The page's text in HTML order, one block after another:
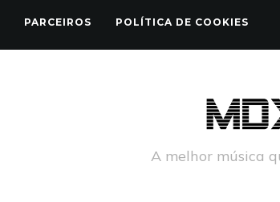
PARCEIROS POLÍTICA DE COOKIES
A melhor música